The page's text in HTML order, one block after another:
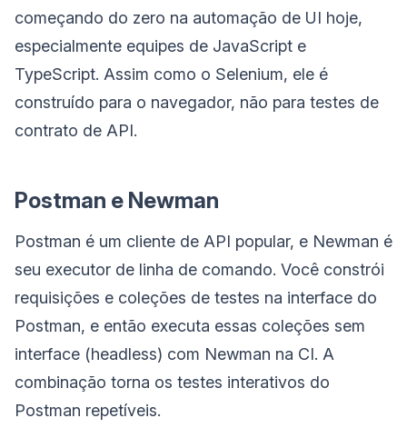
começando do zero na automação de UI hoje,
especialmente equipes de JavaScript e
TypeScript. Assim como o Selenium, ele é
construído para o navegador, não para testes de
contrato de API.
Postman e Newman
Postman é um cliente de API popular, e Newman é
seu executor de linha de comando. Você constrói
requisições e coleções de testes na interface do
Postman, e então executa essas coleções sem
interface (headless) com Newman na CI. A
combinação torna os testes interativos do
Postman repetíveis.